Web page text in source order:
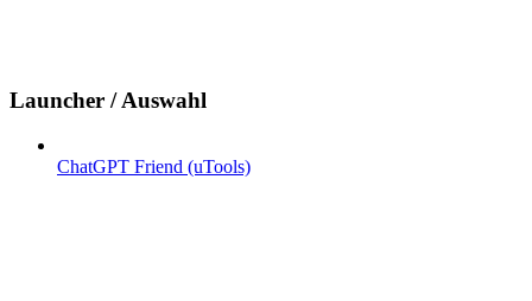
Launcher / Auswahl
ChatGPT Friend (uTools)